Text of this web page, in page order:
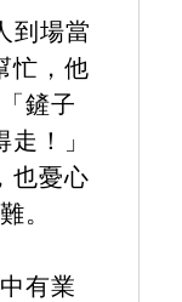
到場當
忙，他
鏟子
！」
也憂心
。
有業